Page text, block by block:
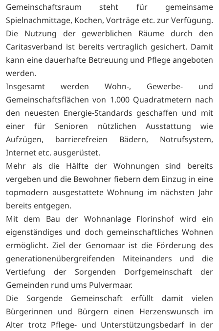
Gemeinschaftsraum steht für gemeinsame
Spielnachmittage, Kochen, Vorträge etc. zur Verfügung.
Die Nutzung der gewerblichen Räume durch den
Caritasverband ist bereits vertraglich gesichert. Damit
kann eine dauerhafte Betreuung und Pflege angeboten
werden.
Insgesamt werden Wohn-, Gewerbe- und
Gemeinschaftsflächen von 1.000 Quadratmetern nach
den neuesten Energie-Standards geschaffen und mit
einer für Senioren nützlichen Ausstattung wie
Aufzügen, barrierefreien Bädern, Notrufsystem,
Internet etc. ausgerüstet.
Mehr als die Hälfte der Wohnungen sind bereits
vergeben und die Bewohner fiebern dem Einzug in eine
topmodern ausgestattete Wohnung im nächsten Jahr
bereits entgegen.
Mit dem Bau der Wohnanlage Florinshof wird ein
eigenständiges und doch gemeinschaftliches Wohnen
ermöglicht. Ziel der Genomaar ist die Förderung des
generationenübergreifenden Miteinanders und die
Vertiefung der Sorgenden Dorfgemeinschaft der
Gemeinden rund ums Pulvermaar.
Die Sorgende Gemeinschaft erfüllt damit vielen
Bürgerinnen und Bürgern einen Herzenswunsch im
Alter trotz Pflege- und Unterstützungsbedarf in der